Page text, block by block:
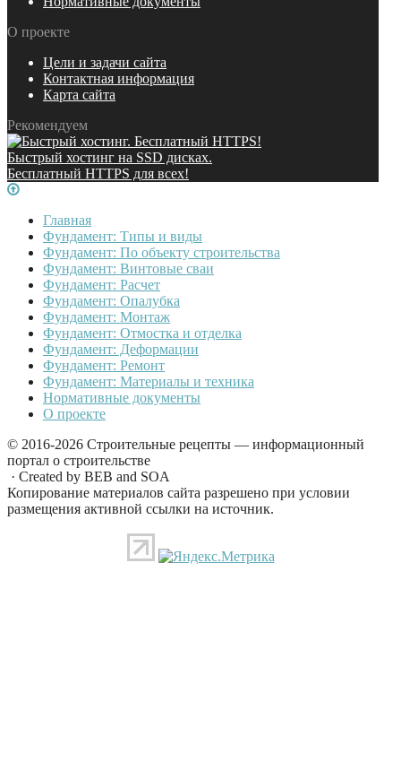
О проекте
Цели и задачи сайта
Контактная информация
Карта сайта
Рекомендуем
Быстрый хостинг на SSD дисках.
Бесплатный HTTPS для всех!
Главная
Фундамент: Типы и виды
Фундамент: По объекту строительства
Фундамент: Винтовые сваи
Фундамент: Расчет
Фундамент: Опалубка
Фундамент: Монтаж
Фундамент: Отмостка и отделка
Фундамент: Деформации
Фундамент: Ремонт
Фундамент: Материалы и техника
Нормативные документы
О проекте
© 2016-2026 Строительные рецепты — информационный
портал о строительстве
· Created by BEB and SOA
Копирование материалов сайта разрешено при условии
размещения активной ссылки на источник.